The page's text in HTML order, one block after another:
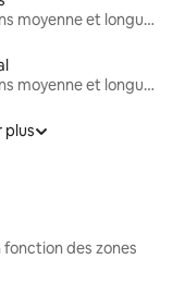
Locations moyenne et longue durée
Locations moyenne et longue durée
plus
des zones